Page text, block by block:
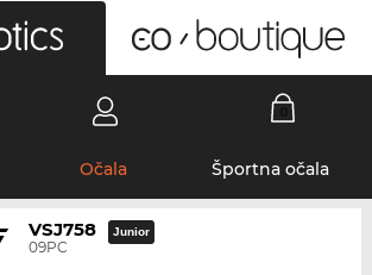
Očala Športna očala
VSJ758
09PC
Junior